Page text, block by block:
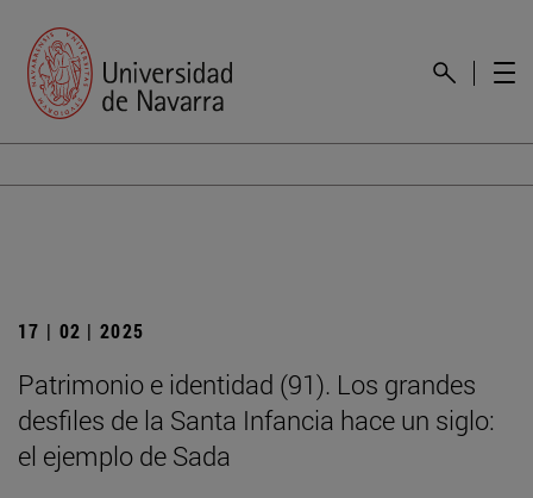
17 | 02 | 2025
Patrimonio e identidad (91). Los grandes
desfiles de la Santa Infancia hace un siglo:
el ejemplo de Sada